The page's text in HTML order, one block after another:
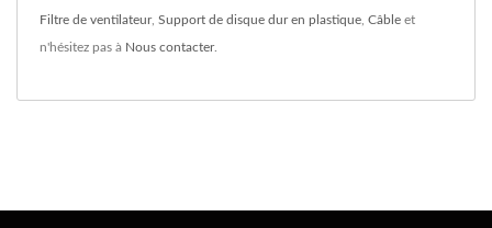
Filtre de ventilateur, Support de disque dur en plastique Câble et
n'hésitez pas à Nous contacter.